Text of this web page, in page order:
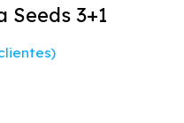
3+1